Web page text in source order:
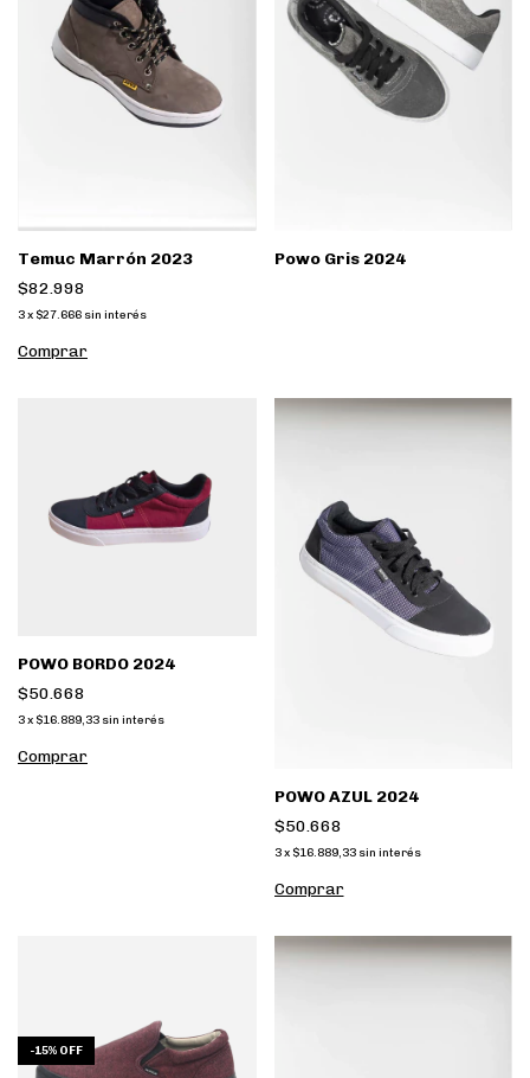
Temuc Marrón 2023
$82.998
3x $27.666 sin interés
Comprar
Powo Gris 2024
POWO BORDO 2024
$50.668
3x $16.889,33 sin interés
Comprar
POWO AZUL 2024
$50.668
3 x $16.889,33 sin interés
Comprar
-15% OFF